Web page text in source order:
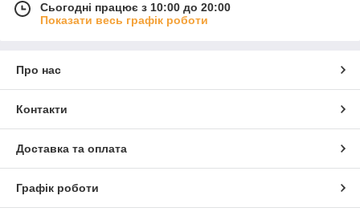
Сьогодні працює з 10:00 до 20:00
Показати весь графік роботи
Про нас
Контакти
Доставка та оплата
Графік роботи